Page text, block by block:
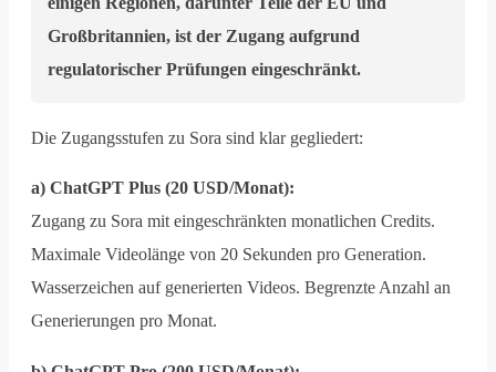
Großbritannien, ist der Zugang aufgrund
regulatorischer Prüfungen eingeschränkt.
Die Zugangsstufen zu Sora sind klar gegliedert:
a) ChatGPT Plus (20 USD/Monat):
Zugang zu Sora mit eingeschränkten monatlichen Credits.
Maximale Videolänge von 20 Sekunden pro Generation.
Wasserzeichen auf generierten Videos. Begrenzte Anzahl an
Generierungen pro Monat.